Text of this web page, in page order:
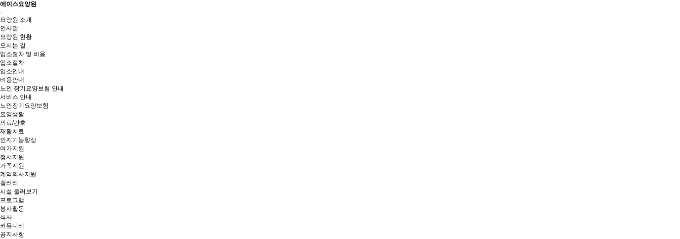
에이스요양원
Toggle
navigation
요양원 소개
인사말
요양원 현황
오시는 길
입소절차 및 비용
입소절차
입소안내
비용안내
노인 장기요양보험 안내
서비스 안내
노인장기요양보험
요양생활
의료/간호
재활치료
인지기능향상
여가지원
정서지원
가족지원
계약의사지원
갤러리
시설 둘러보기
프로그램
봉사활동
식사
커뮤니티
공지사항